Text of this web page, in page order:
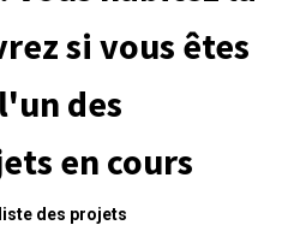
si vous êtes
des
en cours
des projets